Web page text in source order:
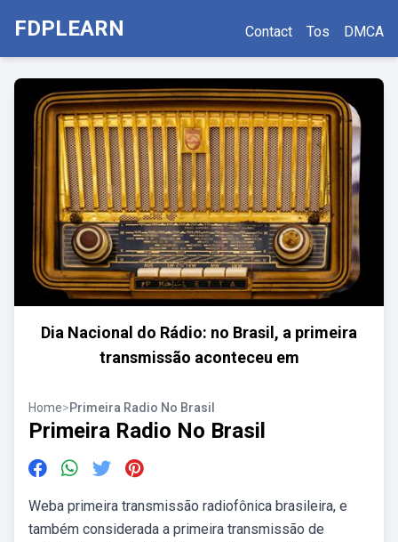
FDPLEARN Contact Tos DMCA
Dia Nacional do Rádio: no Brasil, a primeira
transmissão aconteceu em
Home>Primeira Radio No Brasil
Primeira Radio No Brasil
Weba primeira transmissão radiofônica brasileira, e
também considerada a primeira transmissão de